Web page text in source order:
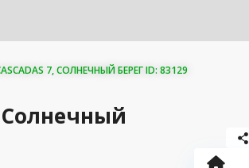
7, СОЛНЕЧНЫЙ БЕРЕГ ID: 83129